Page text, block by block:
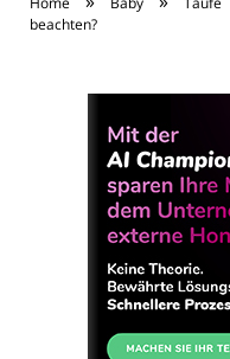
beachten?